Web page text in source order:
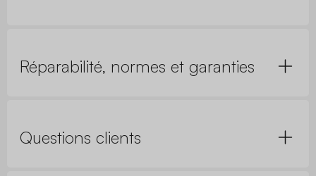
Réparabilité, normes et garanties
Questions clients